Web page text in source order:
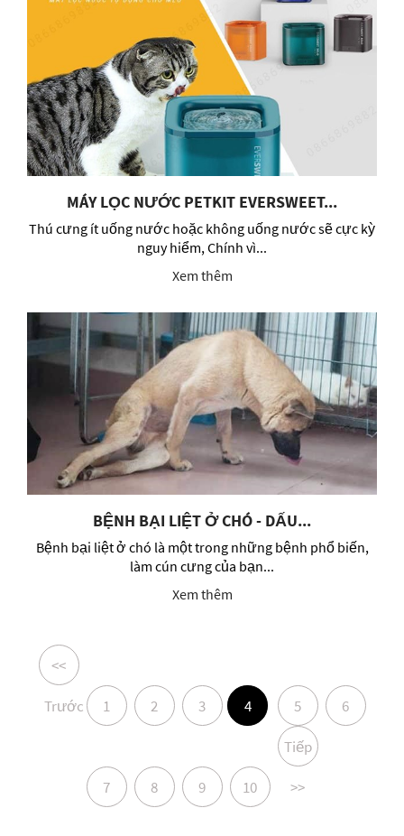
MÁY LỌC NƯỚC PETKIT EVERSWEET...
Thú cưng ít uống nước hoặc không uống nước sẽ cực kỳ
nguy hiểm, Chính vì...
Xem thêm
BỆNH BẠI LIỆT Ở CHÓ - DẤU...
Bệnh bại liệt ở chó là một trong những bệnh phổ biến,
làm cún cưng của bạn...
Xem thêm
<<
Trước 1 2 3 4 5 6
7 8 9 10
Tiếp
>>